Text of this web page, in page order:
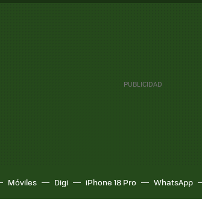
Móviles Digi iPhone 18 Pro WhatsApp